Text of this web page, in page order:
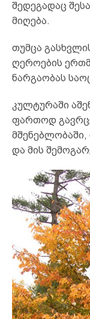
შედეგადაც
მიღება.
თუმცა
ღეროების
ნარგაობას
კულტურაში
ფართოდ
მშენებლობაში,
და მის